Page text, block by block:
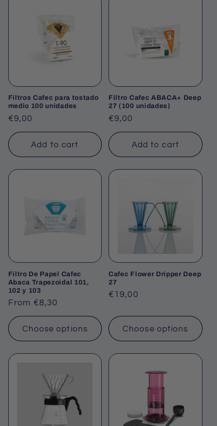
Filtros Cafec para tostado
medio 100 unidades
Regular
price
€9,00
Add to cart
Filtro Cafec ABACA+ Deep
27 (100 unidades)
Regular
price
€9,00
Add to cart
Filtro De Papel Cafec
Abaca Trapezoidal 101,
102 y 103
Regular
price
From €8,30
Choose options
Cafec Flower Dripper Deep
27
Regular
€19,00
Choose options